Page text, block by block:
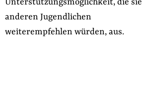
anderen Jugendlichen
weiterempfehlen würden, aus.